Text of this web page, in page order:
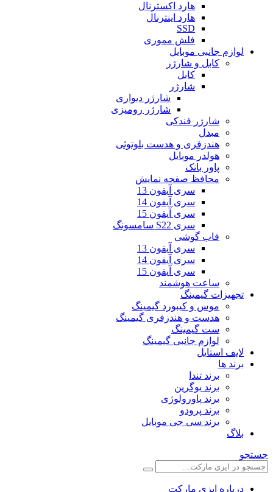
هارد اکسترنال
هارد اینترنال
SSD
فلش مموری
لوازم جانبی موبایل
کابل و شارژر
کابل
شارژر
شارژر دیواری
شارژر رومیزی
شارژر فندکی
مبدل
هندزفری و هدست بلوتوثی
هولدر موبایل
پاور بانک
محافظ صفحه نمایش
سری آیفون 13
سری آیفون 14
سری آیفون 15
سری S22 سامسونگ
قاب گوشی
سری آیفون 13
سری آیفون 14
سری آیفون 15
ساعت هوشمند
تجهیزات گیمینگ
موس و کیبورد گیمینگ
هدست و هندزفری گیمینگ
ست گیمینگ
لوازم جانبی گیمینگ
لایف استایل
برند ها
برند تندا
برند یوگرین
برند پاورولوژی
برند پرودو
برند سی جی موبایل
بلاگ
جستجو
درباره ایزی مارکت